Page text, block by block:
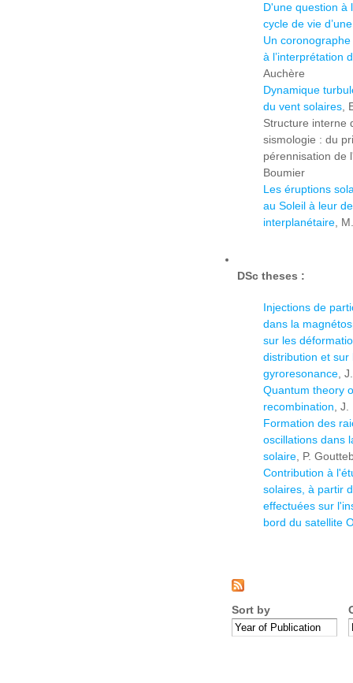
D'une question à
cycle de vie
Un
à l’interprétation
Auchère
Dynamique
du vent solaires ,
Structure interne
sismologie : du
pérennisation de
Boumier
Les éruptions
au Soleil à leur
interplanétaire ,
DSc theses :
Injections de
dans la
sur les
distribution et sur
gyroresonance ,
Quantum theory
recombination ,
Formation des
oscillations dans
solaire , P.
Contribution à
solaires, à partir
effectuées sur
bord du satellite
Sort by